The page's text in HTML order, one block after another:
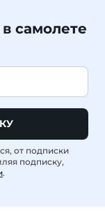
самолете
от подписки
подписку,
.